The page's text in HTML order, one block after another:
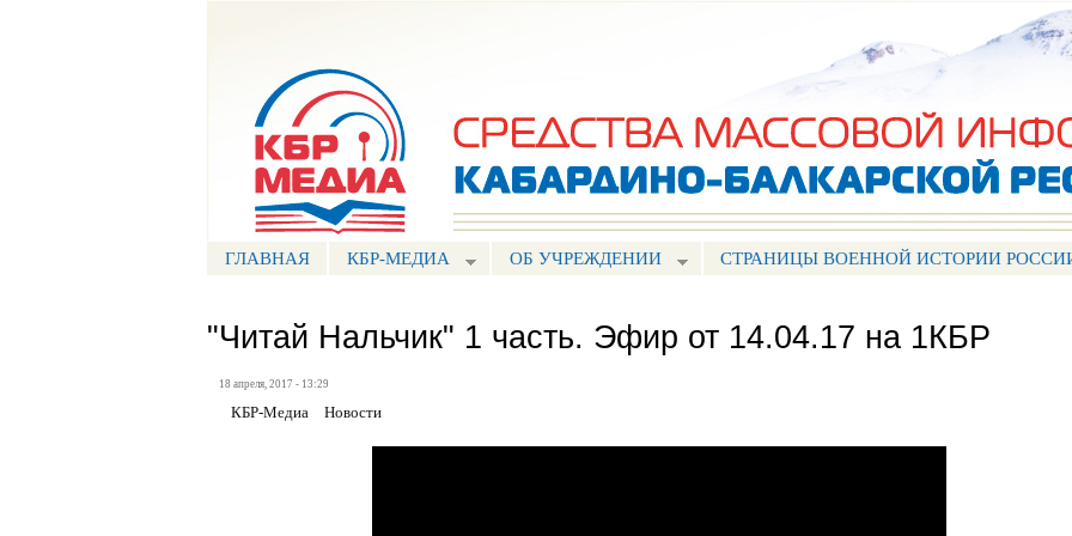
ГЛАВНАЯ КБР-МЕДИА ОБ УЧРЕЖДЕНИИ СТРАНИЦЫ ВОЕННОЙ ИСТОРИИ
"Читай Нальчик" 1 часть. Эфир от 14.04.17 на 1КБР
18 апреля, 2017 - 13:29
КБР-Медиа Новости